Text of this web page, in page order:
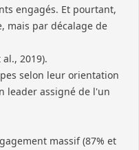
engagés. Et pourtant,
mais par décalage de
2019).
selon leur orientation
leader assigné de l'un
massif (87% et